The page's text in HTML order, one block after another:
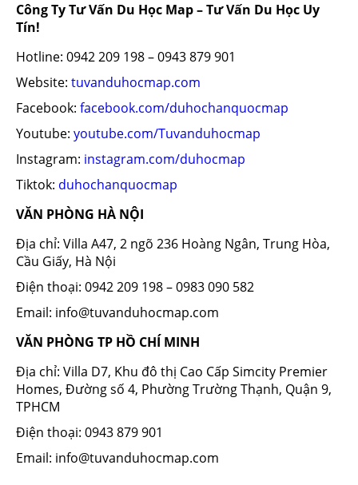
Công Ty Tư Vấn Du Học Map – Tư Vấn Du Học Uy
Tín!
Hotline: 0942 209 198 – 0943 879 901
Website: tuvanduhocmap.com
Facebook: facebook.com/duhochanquocmap
Youtube: youtube.com/Tuvanduhocmap
Instagram: instagram.com/duhocmap
Tiktok: duhochanquocmap
VĂN PHÒNG HÀ NỘI
Địa chỉ: Villa A47, 2 ngõ 236 Hoàng Ngân, Trung Hòa,
Cầu Giấy, Hà Nội
Điện thoại: 0942 209 198 – 0983 090 582
Email: info@tuvanduhocmap.com
VĂN PHÒNG TP HỒ CHÍ MINH
Địa chỉ: Villa D7, Khu đô thị Cao Cấp Simcity Premier
Homes, Đường số 4, Phường Trường Thạnh, Quận 9,
TPHCM
Điện thoại: 0943 879 901
Email: info@tuvanduhocmap.com